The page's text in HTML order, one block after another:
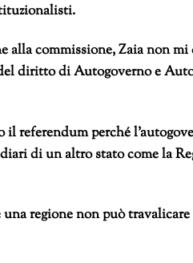
commissione, Zaia non mi
diritto di Autogoverno e
referendum perché
di un altro stato come la
regione non può